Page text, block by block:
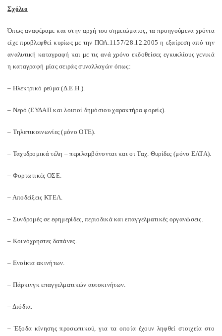
Σχόλιο
Όπως αναφέραμε και στην αρχή του σημειώματος, τα προηγούμενα χρόνια
είχε προβλεφθεί κυρίως με την ΠΟΛ.1157/28.12.2005 η εξαίρεση από την
αναλυτική καταγραφή και με τις ανά χρόνο εκδοθείσες εγκυκλίους γενικά
η καταγραφή μίας σειράς συναλλαγών όπως:
– Ηλεκτρικό ρεύμα (Δ.Ε.Η.).
– Νερό (ΕΥΔΑΠ και λοιποί δημόσιου χαρακτήρα φορείς).
– Τηλεπικοινωνίες (μόνο ΟΤΕ).
– Ταχυδρομικά τέλη – περιλαμβάνονται και οι Ταχ. Θυρίδες (μόνο ΕΛΤΑ).
– Φορτωτικές ΟΣΕ.
– Αποδείξεις ΚΤΕΛ.
– Συνδρομές σε εφημερίδες, περιοδικά και επαγγελματικές οργανώσεις.
– Κοινόχρηστες δαπάνες.
– Ενοίκια ακινήτων.
– Πάρκινγκ επαγγελματικών αυτοκινήτων.
– Διόδια.
– Έξοδα κίνησης προσωπικού, για τα οποία έχουν ληφθεί στοιχεία στο